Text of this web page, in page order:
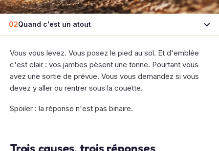
02Quand c'est un atout
Vous vous levez. Vous posez le pied au sol. Et d'emblée
c'est clair : vos jambes pèsent une tonne. Pourtant vous
avez une sortie de prévue. Vous vous demandez si vous
devez y aller ou rentrer sous la couette.
Spoiler : la réponse n'est pas binaire.